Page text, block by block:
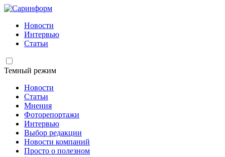
Новости
Интервью
Статьи
Темный режим
Новости
Статьи
Мнения
Фоторепортажи
Интервью
Выбор редакции
Новости компаний
Просто о полезном